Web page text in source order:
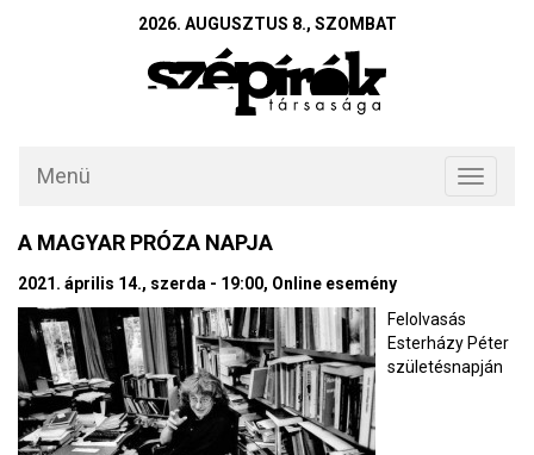
2026. AUGUSZTUS 8., SZOMBAT
Toggle
Menü
A MAGYAR PRÓZA NAPJA
2021. április 14., szerda - 19:00, Online esemény
Felolvasás
Esterházy Péter
születésnapján